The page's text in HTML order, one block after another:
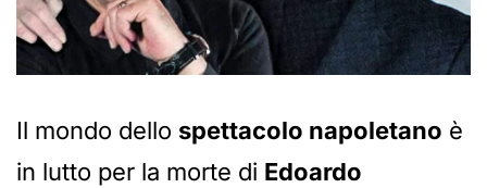
Il mondo dello spettacolo napoletano è
in lutto per la morte di Edoardo